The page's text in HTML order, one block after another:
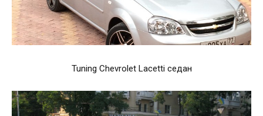
Tuning Chevrolet Lacetti седан